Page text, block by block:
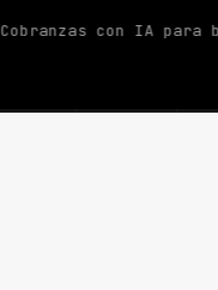
Cobranzas con IA para